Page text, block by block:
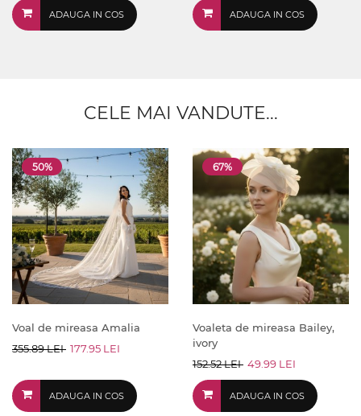
ADAUGA IN COS ADAUGA IN COS
CELE MAI VANDUTE...
50%
Voal de mireasa Amalia
355.89 LEI 177.95 LEI
ADAUGA IN COS
67%
Voaleta de mireasa Bailey,
ivory
152.52 LEI 49.99 LEI
ADAUGA IN COS